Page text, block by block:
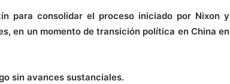
para consolidar el proceso iniciado por Nixon y
en un momento de transición política en China en
sin avances sustanciales.